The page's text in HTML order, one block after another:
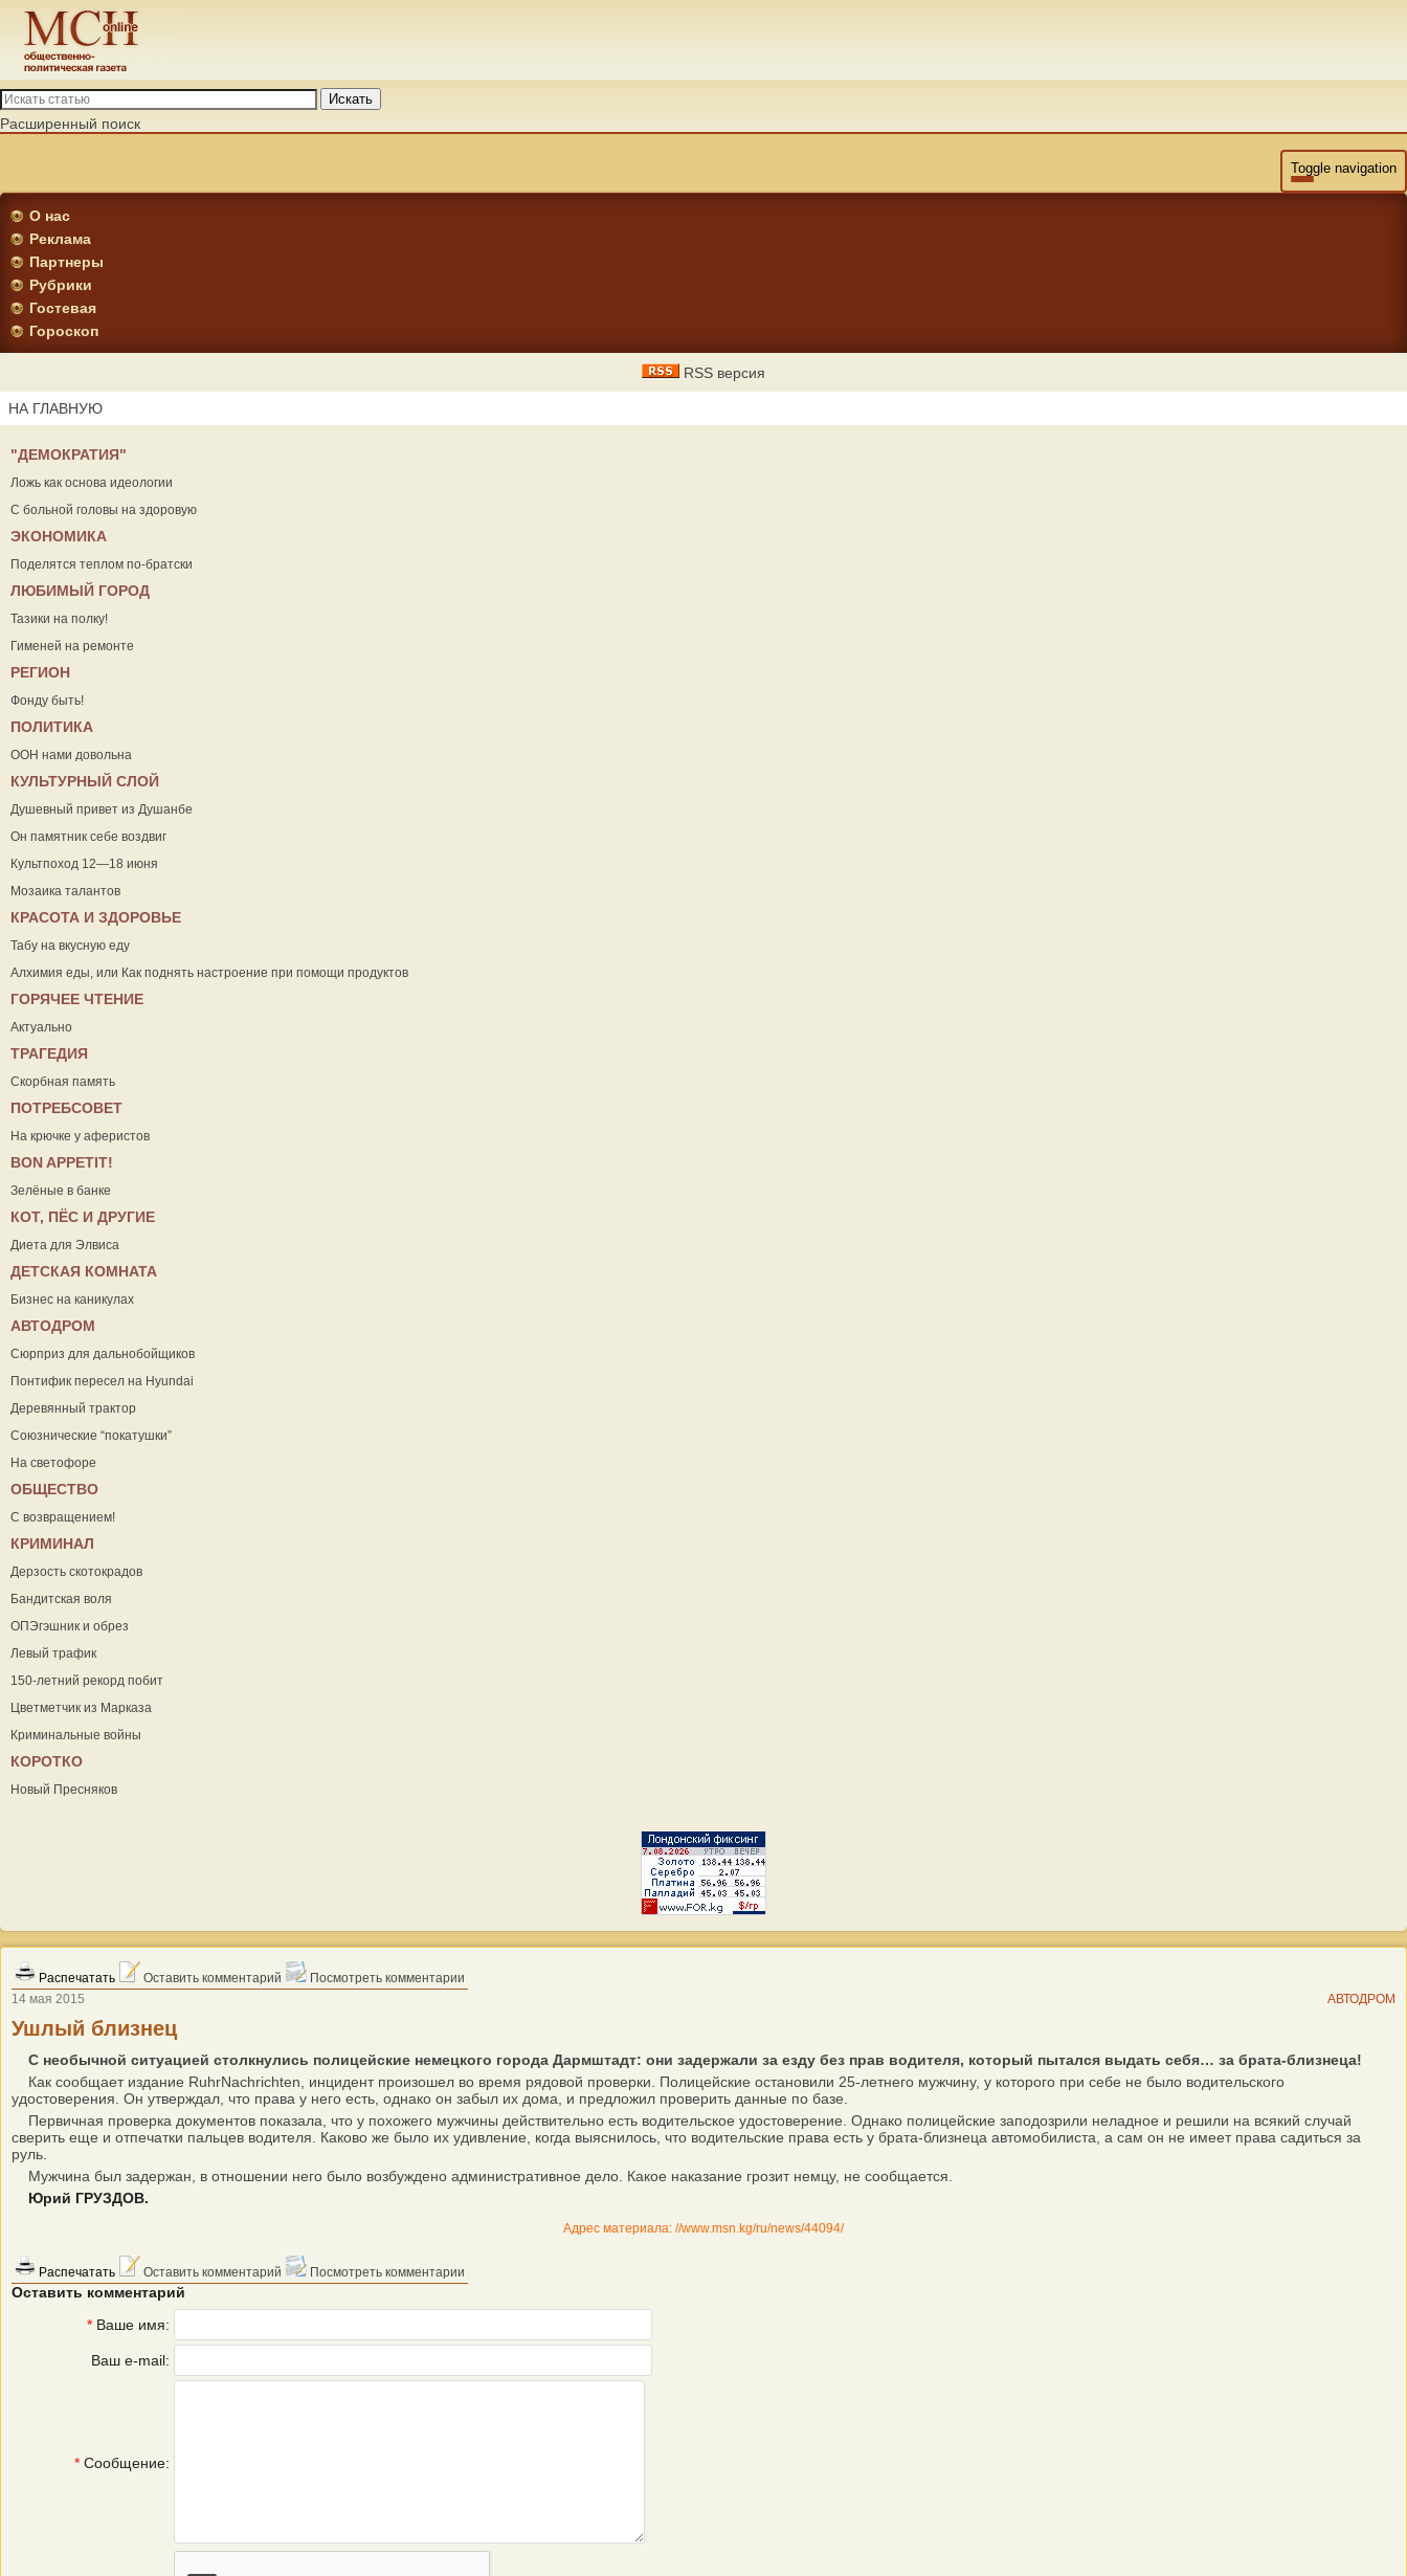
Искать
Расширенный поиск
Toggle navigation
О нас
Реклама
Партнеры
Рубрики
Гостевая
Гороскоп
RSS версия
НА ГЛАВНУЮ
"ДЕМОКРАТИЯ"
Ложь как основа идеологии
С больной головы на здоровую
ЭКОНОМИКА
Поделятся теплом по-братски
ЛЮБИМЫЙ ГОРОД
Тазики на полку!
Гименей на ремонте
РЕГИОН
Фонду быть!
ПОЛИТИКА
ООН нами довольна
КУЛЬТУРНЫЙ СЛОЙ
Душевный привет из Душанбе
Он памятник себе воздвиг
Культпоход 12—18 июня
Мозаика талантов
КРАСОТА И ЗДОРОВЬЕ
Табу на вкусную еду
Алхимия еды, или Как поднять настроение при помощи продуктов
ГОРЯЧЕЕ ЧТЕНИЕ
Актуально
ТРАГЕДИЯ
Скорбная память
ПОТРЕБСОВЕТ
На крючке у аферистов
ВON APPETIT!
Зелёные в банке
КОТ, ПЁС И ДРУГИЕ
Диета для Элвиса
ДЕТСКАЯ КОМНАТА
Бизнес на каникулах
АВТОДРОМ
Сюрприз для дальнобойщиков
Понтифик пересел на Hyundai
Деревянный трактор
Союзнические “покатушки”
На светофоре
ОБЩЕСТВО
С возвращением!
КРИМИНАЛ
Дерзость скотокрадов
Бандитская воля
ОПЭгэшник и обрез
Левый трафик
150-летний рекорд побит
Цветметчик из Марказа
Криминальные войны
КОРОТКО
Новый Пресняков
Распечатать Оставить комментарий
Посмотреть комментарии
14 мая 2015
АВТОДРОМ
Ушлый близнец
С необычной ситуацией столкнулись полицейские немецкого города Дармштадт: они задержали за езду без прав водителя, который пытался выдать себя… за брата-близнеца!
Как сообщает издание RuhrNachrichten, инцидент произошел во время рядовой проверки. Полицейские остановили 25-летнего мужчину, у которого при себе не было водительского
удостоверения. Он утверждал, что права у него есть, однако он забыл их дома, и предложил проверить данные по базе.
Первичная проверка документов показала, что у похожего мужчины действительно есть водительское удостоверение. Однако полицейские заподозрили неладное и решили на всякий случай
сверить еще и отпечатки пальцев водителя. Каково же было их удивление, когда выяснилось, что водительские права есть у брата-близнеца автомобилиста, а сам он не имеет права садиться за
руль.
Мужчина был задержан, в отношении него было возбуждено административное дело. Какое наказание грозит немцу, не сообщается.
Юрий ГРУЗДОВ.
Адрес материала: //www.msn.kg/ru/news/44094/
Распечатать Оставить комментарий Посмотреть комментарии
Оставить комментарий
* Ваше имя:
Ваш e-mail:
* Сообщение: